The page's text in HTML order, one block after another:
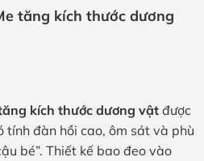
tăng kích thước dương
kích thước dương vậtđược
tính đàn hồi cao, ôm sát và phù
bé”. Thiết kế bao đeo vào